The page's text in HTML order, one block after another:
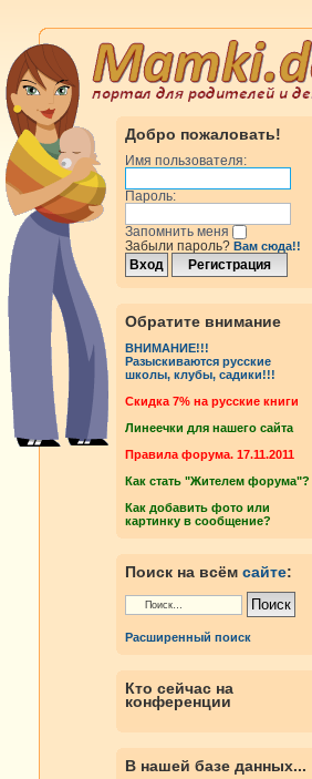
Добро пожаловать!
Имя пользователя:
Пароль:
Запомнить меня
Забыли пароль? Вам сюда!!
Обратите внимание
ВНИМАНИЕ!!!
Разыскиваются русские
школы, клубы, садики!!!
Cкидка 7% на русские книги
Линеечки для нашего сайта
Правила форума. 17.11.2011
Как стать "Жителем форума"?
Как добавить фото или
картинку в сообщение?
Поиск на всём сайте:
Расширенный поиск
Кто сейчас на
конференции
В нашей базе данных...